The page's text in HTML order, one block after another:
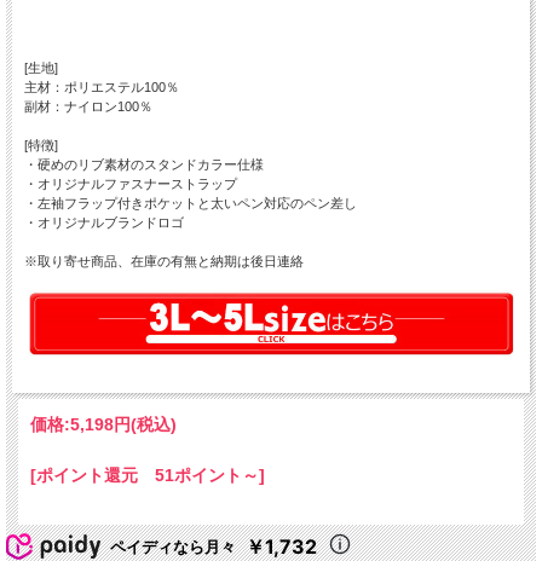
[生地]
主材：ポリエステル100％
副材：ナイロン100％
[特徴]
・硬めのリブ素材のスタンドカラー仕様
・オリジナルファスナーストラップ
・左袖フラップ付きポケットと太いペン対応のペン差し
・オリジナルブランドロゴ
※取り寄せ商品、在庫の有無と納期は後日連絡
価格:5,198円(税込)
[ポイント還元 51ポイント～]
ペイディなら月々 ￥1,732